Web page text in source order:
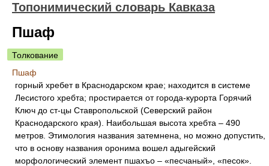
Топонимический словарь Кавказа
Пшаф
Толкование
Пшаф
горный хребет в Краснодарском крае; находится в системе
Лесистого хребта; простирается от города-курорта Горячий
Ключ до ст-цы Ставропольской (Северский район
Краснодарского края). Наибольшая высота хребта – 490
метров. Этимология названия затемнена, но можно допустить,
что в основу названия оронима вошел адыгейский
морфологический элемент пшахъо – «песчаный», «песок».